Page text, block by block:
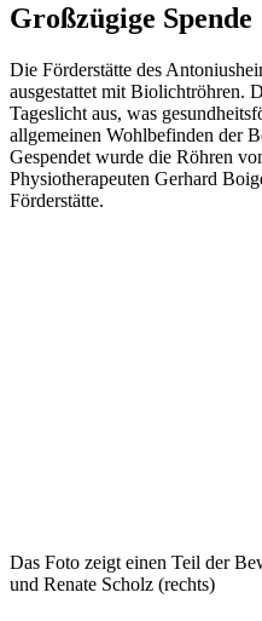
Großzügige Spende
Die Förderstätte des
ausgestattet mit Biolichtröhren.
Tageslicht aus, was
allgemeinen Wohlbefinden der
Gespendet wurde die Röhren
Physiotherapeuten Gerhard
Förderstätte.
Das Foto zeigt einen Teil der
und Renate Scholz (rechts)